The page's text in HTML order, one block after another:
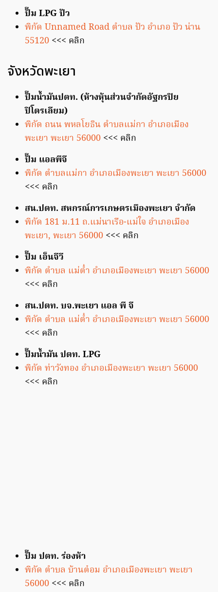
ปั๊ม LPG ปัว
พิกัด Unnamed Road ตำบล ปัว อำเภอ ปัว น่าน
55120 <<< คลิก
จังหวัดพะเยา
ปั๊มน้ำมันปตท. (ห้างหุ้นส่วนจำกัดอัฐกรปิย
ปิโตรเลียม)
พิกัด ถนน พหลโยธิน ตำบลแม่กา อำเภอเมือง
พะเยา พะเยา 56000 <<< คลิก
ปั๊ม แอลพีจี
พิกัด ตำบลแม่กา อำเภอเมืองพะเยา พะเยา 56000
<<< คลิก
สน.ปตท. สหกรณ์การเกษตรเมืองพะเยา จำกัด
พิกัด 181 ม.11 ถ.แม่นาเรือ-แม่ใจ อำเภอเมือง
พะเยา, พะเยา 56000 <<< คลิก
ปั๊ม เอ็นจีวี
พิกัด ตำบล แม่ต๋ำ อำเภอเมืองพะเยา พะเยา 56000
<<< คลิก
สน.ปตท. บจ.พะเยา แอล พี จี
พิกัด ตำบล แม่ต๋ำ อำเภอเมืองพะเยา พะเยา 56000
<<< คลิก
ปั๊มน้ำมัน ปตท. LPG
พิกัด ท่าวังทอง อำเภอเมืองพะเยา พะเยา 56000
<<< คลิก
ปั๊ม ปตท. ร่องห้า
พิกัด ตำบล บ้านต๋อม อำเภอเมืองพะเยา พะเยา
56000 <<< คลิก